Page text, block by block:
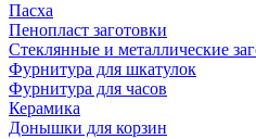
Пасха
Пенопласт заготовки
Стеклянные и металлические
Фурнитура для шкатулок
Фурнитура для часов
Керамика
Донышки для корзин